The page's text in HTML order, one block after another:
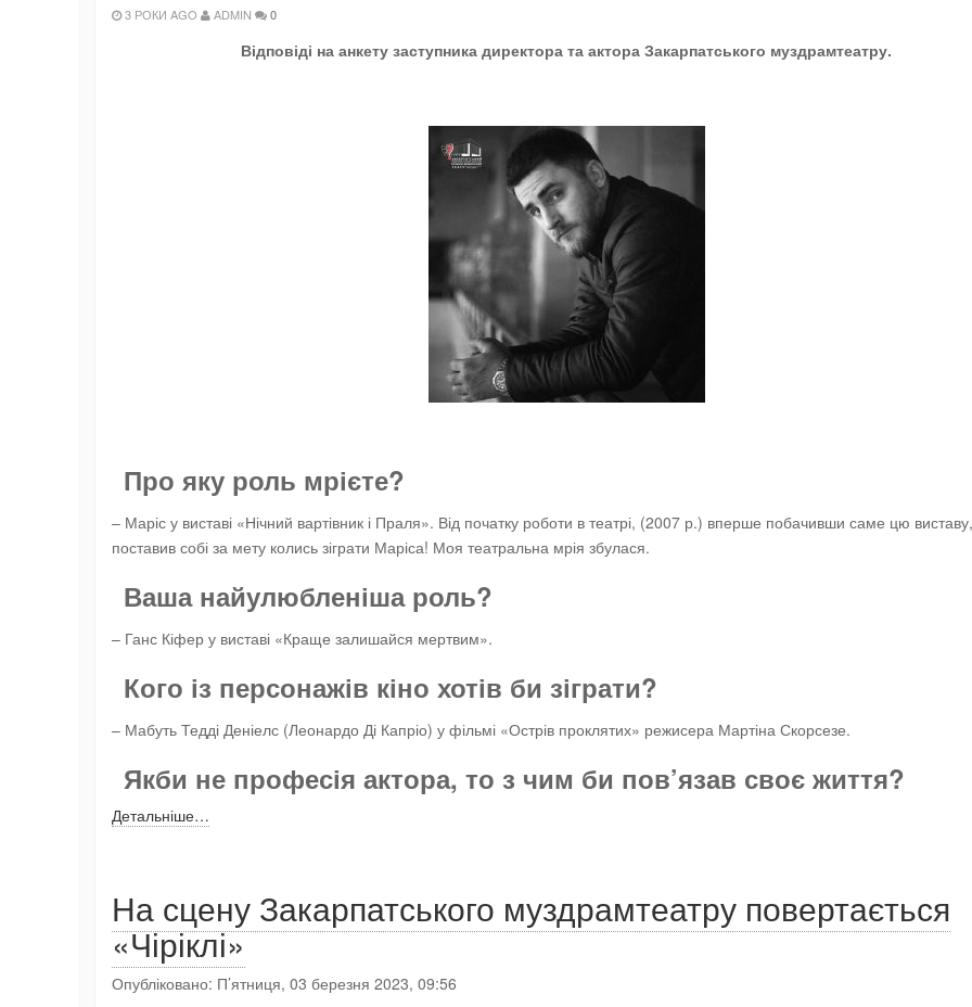
3 РОКИ AGO ADMIN 0
Відповіді на анкету заступника директора та актора Закарпатського муздрамтеатру.
Про яку роль мрієте?
– Маріс у виставі «Нічний вартівник і Праля». Від початку роботи в театрі, (2007 р.) вперше побачивши саме цю виставу,
поставив собі за мету колись зіграти Маріса! Моя театральна мрія збулася.
Ваша найулюбленіша роль?
– Ганс Кіфер у виставі «Краще залишайся мертвим».
Кого із персонажів кіно хотів би зіграти?
– Мабуть Тедді Деніелс (Леонардо Ді Капріо) у фільмі «Острів проклятих» режисера Мартіна Скорсезе.
Якби не професія актора, то з чим би пов’язав своє життя?
Детальніше…
На сцену Закарпатського муздрамтеатру повертається
«Чіріклі»
Опубліковано: П’ятниця, 03 березня 2023, 09:56